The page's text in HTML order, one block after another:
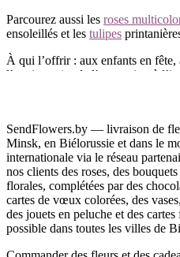
Parcourez aussi les roses
ensoleillés et les tulipes
À qui l’offrir : aux enfants en fête,
l’anniversaire de l’entreprise, à
Livraison de bouquets
Biélorussie
Commandez un bouquet
— nous mélangeons des fleurs
toute la Biélorussie. Cartes,
acceptés.
Appelez-nous— un mélange selon
SendFlowers.by — livraison de
Minsk, en Biélorussie et dans le
internationale via le réseau
nos clients des roses, des
florales, complétées par des
cartes de vœux colorées, des
des jouets en peluche et des
possible dans toutes les villes de